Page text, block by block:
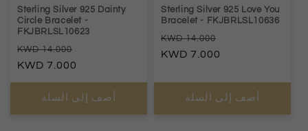
Sterling Silver 925 Dainty
Circle Bracelet -
FKJBRLSL10623
السعر
العادي
14.000
7.000
أضف إلى السلة
Sterling Silver 925 Love You
Bracelet- FKJBRLSL10636
السعر
العادي
14.000
7.000
أضف إلى السلة